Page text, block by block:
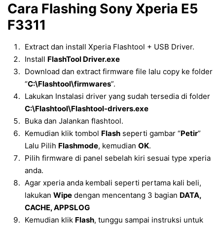
Cara Flashing Sony Xperia E5
F3311
Extract dan install Xperia Flashtool + USB Driver.
Install FlashTool Driver.exe
Download dan extract firmware file lalu copy ke folder
“C:\Flashtool\firmwares”.
Lakukan Instalasi driver yang sudah tersedia di folder
C:\Flashtool\Flashtool-drivers.exe
Buka dan Jalankan flashtool.
Kemudian klik tombol Flash seperti gambar “Petir”
Lalu Pilih Flashmode, kemudian OK.
Pilih firmware di panel sebelah kiri sesuai type xperia
anda.
Agar xperia anda kembali seperti pertama kali beli,
lakukan Wipe dengan mencentang 3 bagian DATA,
CACHE, APPSLOG
Kemudian klik Flash, tunggu sampai instruksi untuk